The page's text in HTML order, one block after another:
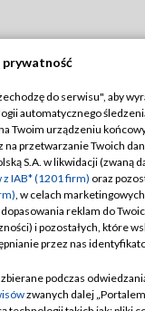
TVP
TVP
Cyfrowa
Regulamin TVP
Polityka
Moje zgody
Pomoc
Kontakt
prywatność
do serwisu", aby
automatycznego
Twoim urządzeniu
przetwarzanie Twoich
S.A. w likwidacji (zwaną
IAB* (1201 firm) oraz
, w celach
reklam do
i pozostałych, które
przez nas
podczas
zwanych dalej